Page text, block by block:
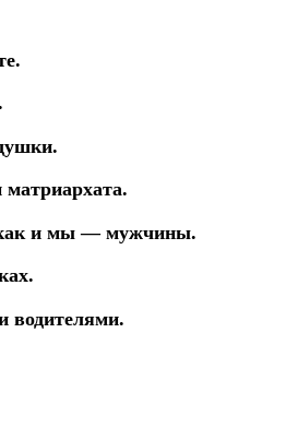
как и мы — мужчины.
водителями.